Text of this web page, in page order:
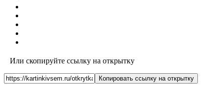
Или скопируйте ссылку на открытку
Копировать ссылку на открытку